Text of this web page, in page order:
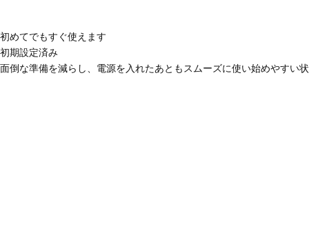
初めてでもすぐ使えます
初期設定済み
面倒な準備を減らし、電源を入れたあともスムーズに使い始めやすい